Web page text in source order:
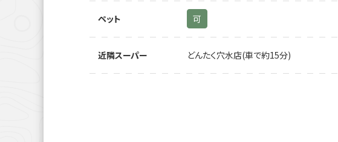
ペット 可
近隣スーパー どんたく穴水店(車で約15分)